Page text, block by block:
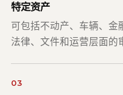
特定资产
可包括不动产、车辆、金
法律、文件和运营层面的
03